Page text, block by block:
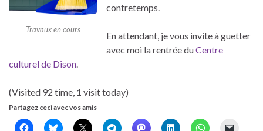
Travaux en cours
contretemps.
En attendant, je vous invite à guetter
avec moi la rentrée duCentre
culturel de Dison
(Visited 92 time, 1 visit today)
Partagez ceci avec vos amis